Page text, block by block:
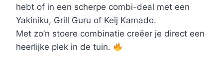
hebt of in een scherpe combi-deal met een
Yakiniku, Grill Guru of Keij Kamado.
Met zo’n stoere combinatie creëer je direct een
heerlijke plek in de tuin.